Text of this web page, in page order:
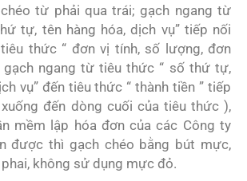
từ phải qua trái; gạch ngang từ
tự, tên hàng hóa, dịch vụ” tiếp nối
thức “ đơn vị tính, số lượng, đơn
gạch ngang từ tiêu thức “ số thứ tự,
vụ” đến tiêu thức “ thành tiền ” tiếp
đến dòng cuối của tiêu thức ),
mềm lập hóa đơn của các Công ty
được thì gạch chéo bằng bút mực,
không sử dụng mực đỏ.